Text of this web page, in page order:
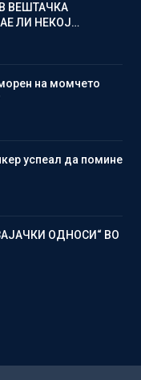
ВЕШТАЧКА
ЛИ НЕКОЈ…
на момчето
успеал да помине
ОДНОСИ“ ВО